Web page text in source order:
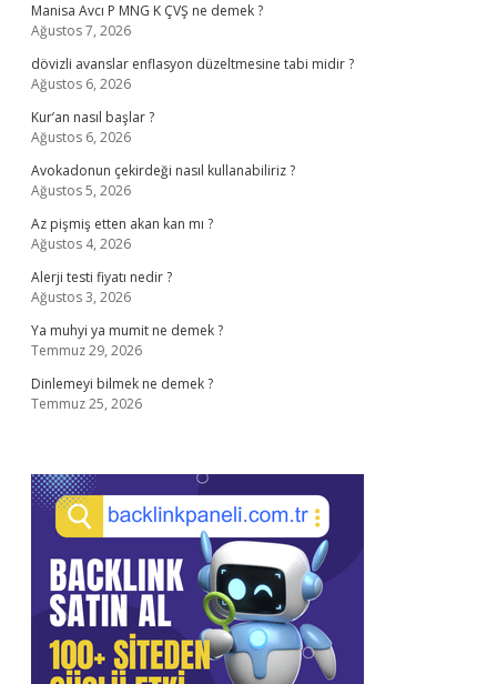
Manisa Avcı P MNG K ÇVŞ ne demek ?
Ağustos 7, 2026
dövizli avanslar enflasyon düzeltmesine tabi midir ?
Ağustos 6, 2026
Kur’an nasıl başlar ?
Ağustos 6, 2026
Avokadonun çekirdeği nasıl kullanabiliriz ?
Ağustos 5, 2026
Az pişmiş etten akan kan mı ?
Ağustos 4, 2026
Alerji testi fiyatı nedir ?
Ağustos 3, 2026
Ya muhyi ya mumit ne demek ?
Temmuz 29, 2026
Dinlemeyi bilmek ne demek ?
Temmuz 25, 2026